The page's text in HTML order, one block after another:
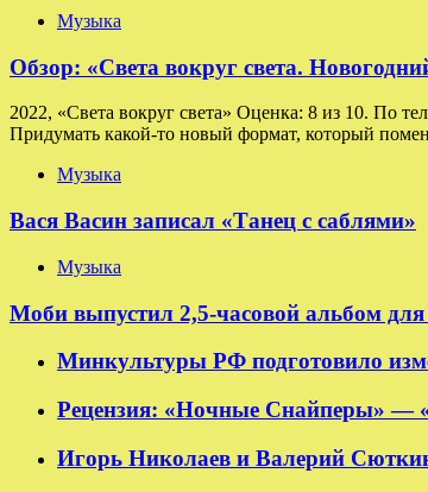
Музыка
Обзор: «Света вокруг света.
2022, «Света вокруг света» Оценка: 8 из 10. По
Придумать какой-то новый формат, который
Музыка
Вася Васин записал «Танец с саблями»
Музыка
Моби выпустил 2,5-часовой альбом
Минкультуры РФ подготовило
Рецензия: «Ночные Снайперы» —
Игорь Николаев и Валерий